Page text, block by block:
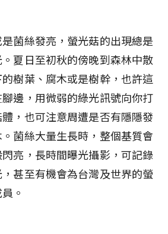
菌絲發亮，螢光菇的出現總是
夏日至初秋的傍晚到森林中散
樹葉、腐木或是樹幹，也許這
邊，用微弱的綠光訊號向你打
，也可注意周遭是否有隱隱發
菌絲大量生長時，整個基質會
亮，長時間曝光攝影，可記錄
甚至有機會為台灣及世界的螢
。